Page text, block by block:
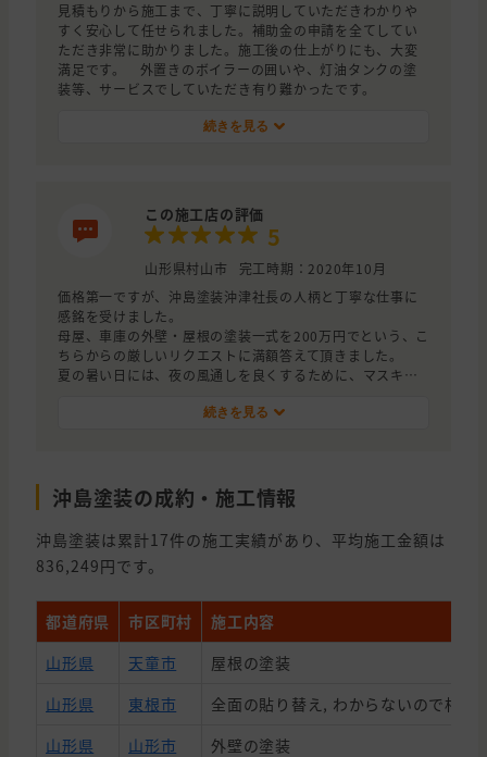
見積もりから施工まで、丁寧に説明していただきわかりや
すく安心して任せられました。補助金の申請を全てしてい
ただき非常に助かりました。施工後の仕上がりにも、大変
満足です。 外置きのボイラーの囲いや、灯油タンクの塗
装等、サービスでしていただき有り難かったです。
続きを見る
この施工店の評価
5
山形県村山市
完工時期：2020年10月
価格第一ですが、沖島塗装沖津社長の人柄と丁寧な仕事に
感銘を受けました。
母屋、車庫の外壁・屋根の塗装一式を200万円でという、こ
ちらからの厳しいリクエストに満額答えて頂きました。
夏の暑い日には、夜の風通しを良くするために、マスキン
幅に遅れたのですが、工事完了までその部分の屋根塗装を
続きを見る
沖島塗装の成約・施工情報
沖島塗装は累計17件の施工実績があり、平均施工金額は
836,249円です。
都道府県 市区町村
施工内容
山形県
天童市
屋根の塗装
山形県
東根市
全面の貼り替え, わからないので相談
山形県
山形市
外壁の塗装